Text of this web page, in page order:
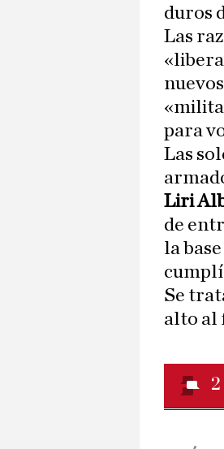
duros
Las
para
Las
Liri
de
la
Se
alto al
2